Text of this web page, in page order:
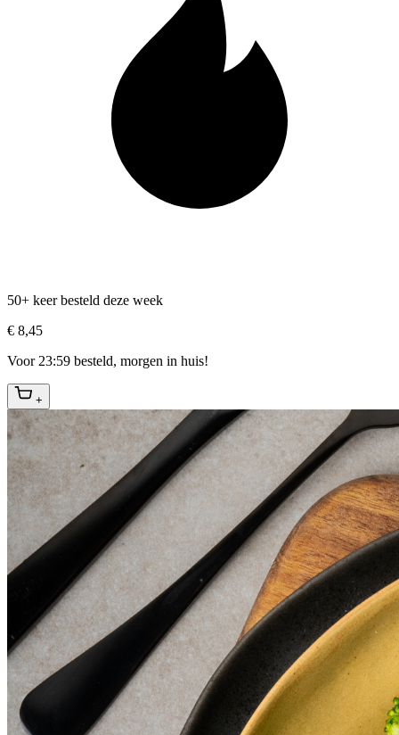
50+ keer besteld deze week
€ 8,45
Voor 23:59 besteld, morgen in huis!
+